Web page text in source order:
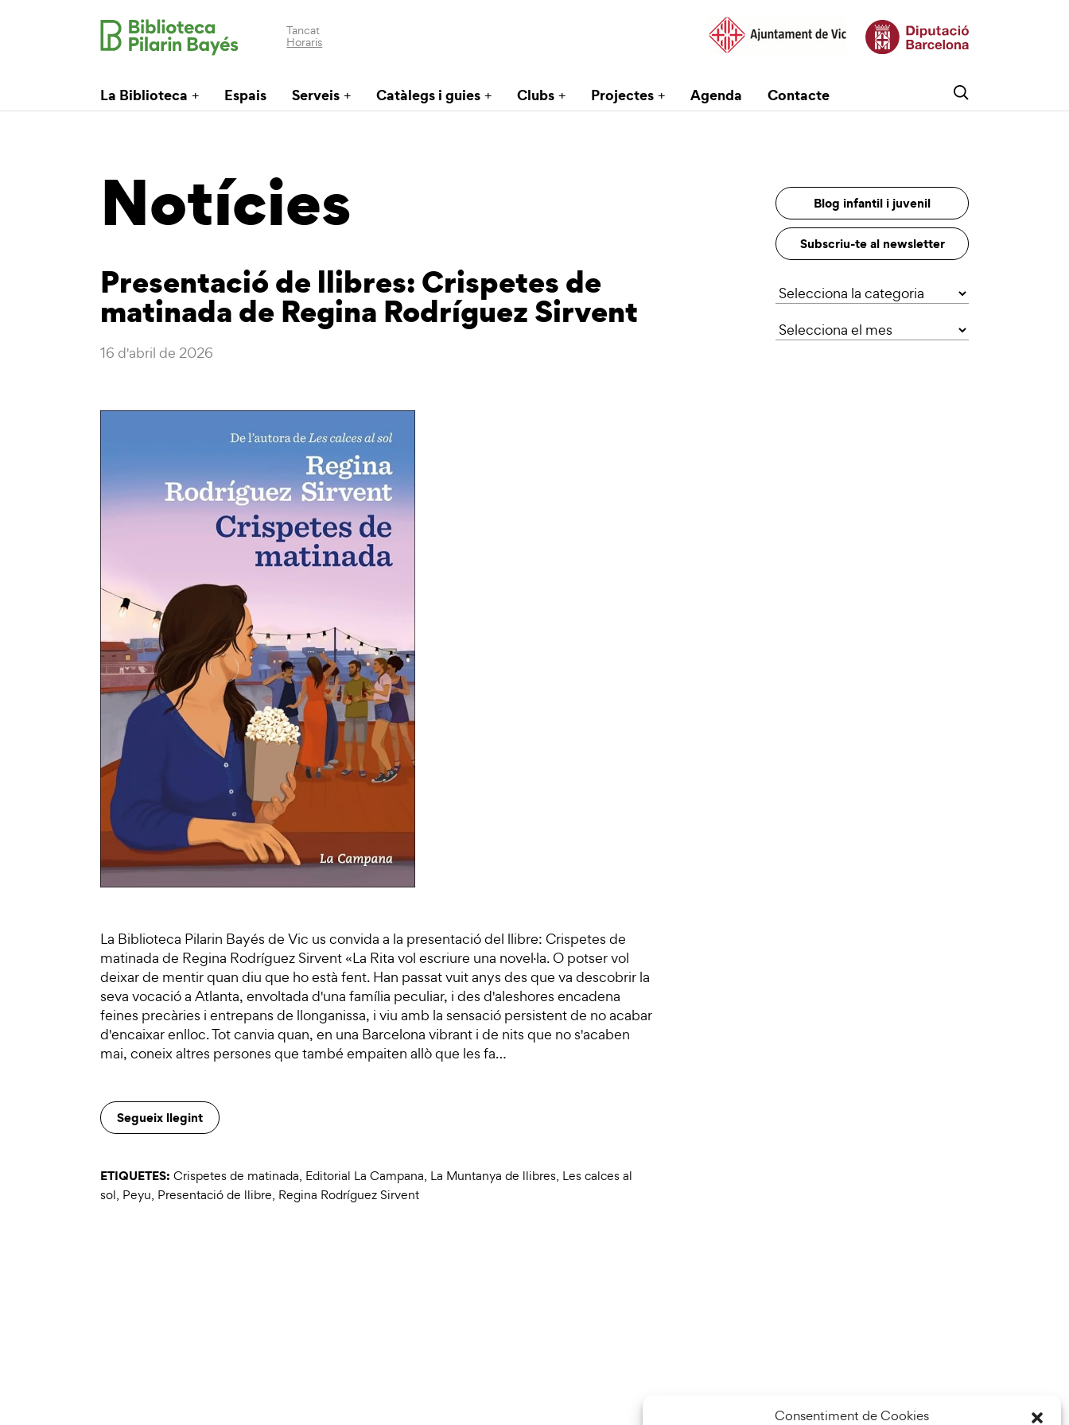
Consentiment de Cookies
Tancat
Horaris
La Biblioteca Espais Serveis Catàlegs i guies Clubs Projectes Agenda Contacte
Notícies Blog infantil i juvenil
Subscriu-te al newsletter
Presentació de llibres: Crispetes de
matinada de Regina Rodríguez Sirvent
16 d'abril de 2026
La Biblioteca Pilarin Bayés de Vic us convida a la presentació del llibre: Crispetes de
matinada de Regina Rodríguez Sirvent «La Rita vol escriure una novel·la. O potser vol
deixar de mentir quan diu que ho està fent. Han passat vuit anys des que va descobrir la
seva vocació a Atlanta, envoltada d'una família peculiar, i des d'aleshores encadena
feines precàries i entrepans de llonganissa, i viu amb la sensació persistent de no acabar
d'encaixar enlloc. Tot canvia quan, en una Barcelona vibrant i de nits que no s'acaben
mai, coneix altres persones que també empaiten allò que les fa…
Segueix llegint
ETIQUETES: Crispetes de matinada, Editorial La Campana, La Muntanya de llibres, Les calces al
sol, Peyu, Presentació de llibre, Regina Rodríguez Sirvent
Categories